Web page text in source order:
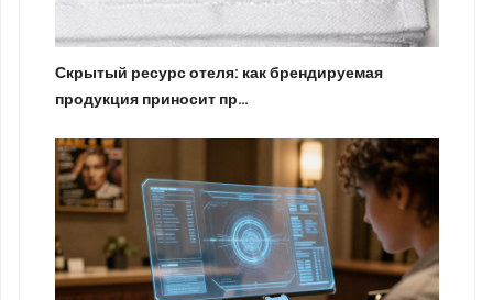
Скрытый ресурс отеля: как брендируемая
продукция приносит пр…